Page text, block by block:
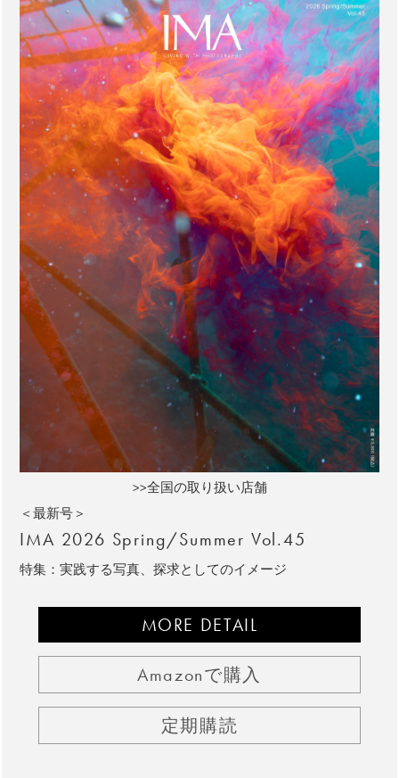
>>全国の取り扱い店舗
＜最新号＞
IMA 2026 Spring/Summer Vol.45
特集：実践する写真、探求としてのイメージ
MORE DETAIL
Amazonで購入
定期購読